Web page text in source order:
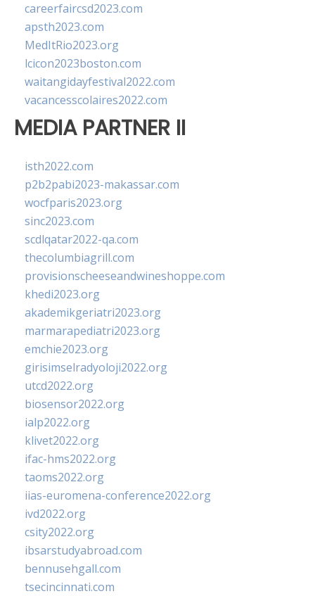
careerfaircsd2023.com
apsth2023.com
MedItRio2023.org
lcicon2023boston.com
waitangidayfestival2022.com
vacancesscolaires2022.com
MEDIA PARTNER II
isth2022.com
p2b2pabi2023-makassar.com
wocfparis2023.org
sinc2023.com
scdlqatar2022-qa.com
thecolumbiagrill.com
provisionscheeseandwineshoppe.com
khedi2023.org
akademikgeriatri2023.org
marmarapediatri2023.org
emchie2023.org
girisimselradyoloji2022.org
utcd2022.org
biosensor2022.org
ialp2022.org
klivet2022.org
ifac-hms2022.org
taoms2022.org
iias-euromena-conference2022.org
ivd2022.org
csity2022.org
ibsarstudyabroad.com
bennusehgall.com
tsecincinnati.com